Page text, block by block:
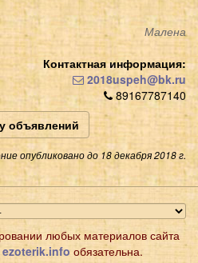
Малена
Контактная информация:
2018uspeh@bk.ru
89167787140
объявлений
опубликовано до 18 декабря 2018 г.
любых материалов сайта
ezoterik.info обязательна.